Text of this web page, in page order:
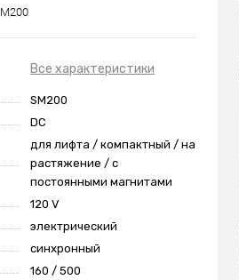
Все характеристики
SM200
DC
для лифта / компактный / на
растяжение / с
постоянными магнитами
120 V
электрический
синхронный
160 / 500